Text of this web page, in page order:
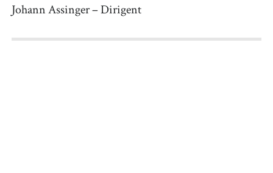
Johann Assinger – Dirigent